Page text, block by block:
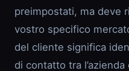
preimpostati, ma deve
vostro specifico
del cliente significa
di contatto tra